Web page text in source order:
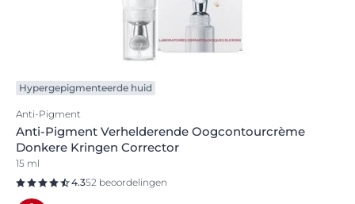
Hypergepigmenteerde huid
Anti-Pigment
Anti-Pigment Verhelderende Oogcontourcrème
Donkere Kringen Corrector
15 ml
4.352 beoordelingen